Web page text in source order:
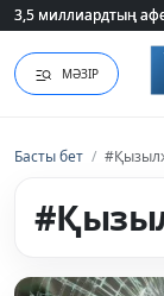
3,5 миллиардтың
3,5 миллиардтың
МӘЗІР
Басты бет /